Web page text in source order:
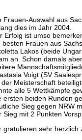
Frauen-Auswahl aus
dies im Jahr 2004.
Erfolg ist umso
besten Frauen aus
Lakos (beide
an. Schon damals
Voigt (SV
der Meisterschaft
alle 5 Wettkämpfe
ersten beiden Runden
Sieg gegen NRW
Sieg mit 2 Punkten
gratulieren sehr herzlich